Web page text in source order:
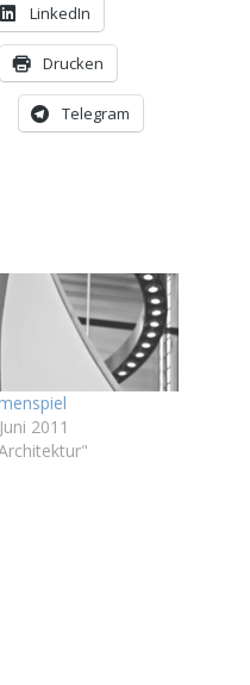
LinkedIn
Drucken
Telegram
2011